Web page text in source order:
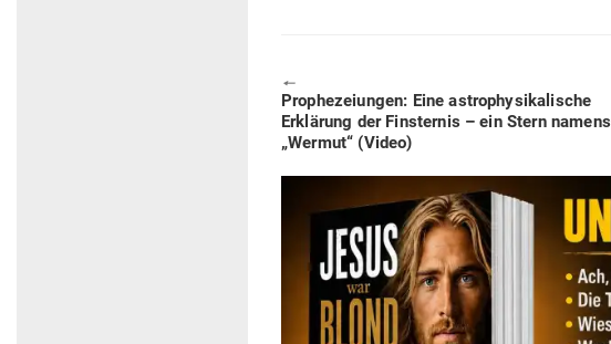
🠔
Previous
post:
Pro­phe­zei­ungen: Eine astro­phy­si­ka­lische
Erklärung der Fins­ternis – ein Stern namens
„Wermut“ (Video)